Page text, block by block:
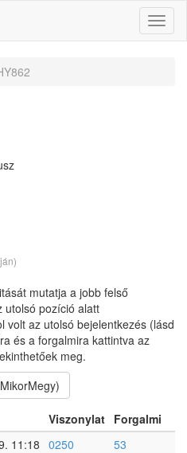
mutatja a jobb felső
utolsó pozíció alatt
volt az utolsó bejelentkezés (lásd
és a forgalmira kattintva az
meg.
Viszonylat Forgalmi
11:18 0250 53